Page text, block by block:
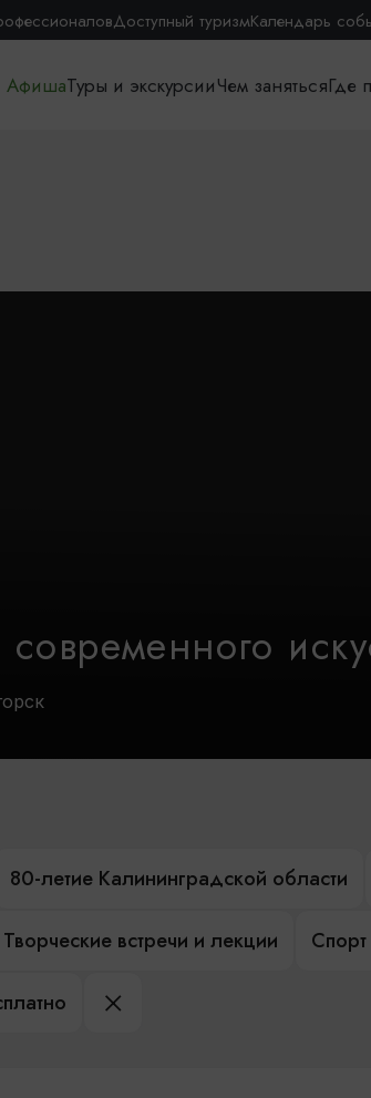
Доступный туризмКалендарь
АфишаТуры и экскурсииЧем занятьсяГде
80-летие Калининградской области
Творческие встречи и лекции Спорт